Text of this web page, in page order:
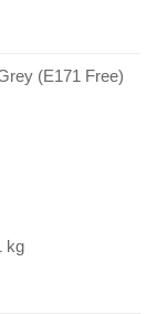
(E171 Free)
kg